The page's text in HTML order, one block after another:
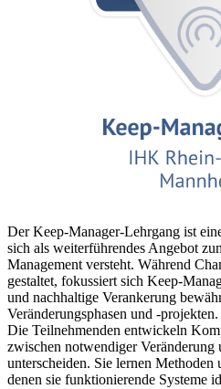
Der Keep-Manager-Lehrgang ist
sich als weiterführendes Angebot
Management versteht. Während
gestaltet, fokussiert sich Keep-
und nachhaltige Verankerung
Veränderungsphasen und -projekten.
Die Teilnehmenden entwickeln
zwischen notwendiger
unterscheiden. Sie lernen Methoden
denen sie funktionierende Systeme